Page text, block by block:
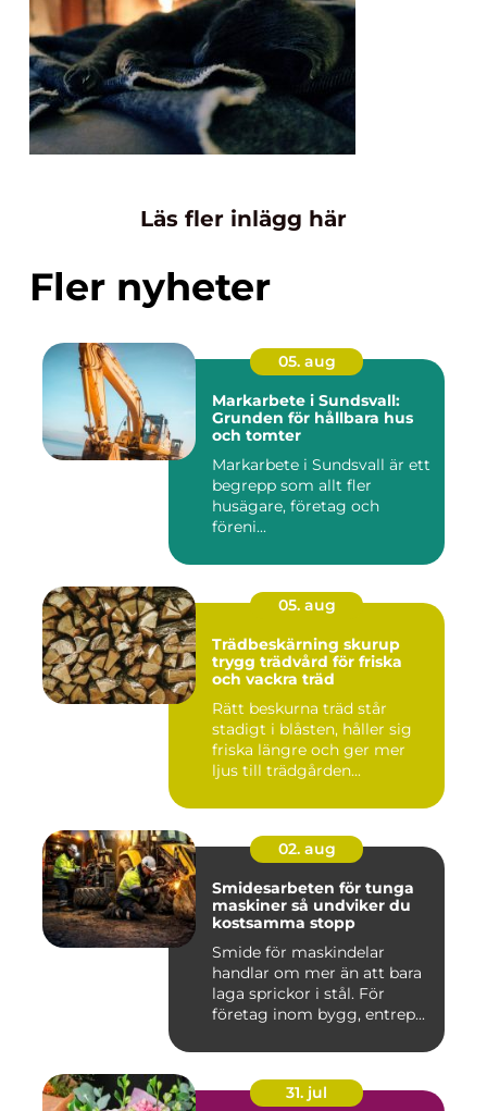
Läs fler inlägg här
Fler nyheter
05. aug
Markarbete i Sundsvall:
Grunden för hållbara hus
och tomter
Markarbete i Sundsvall är ett
begrepp som allt fler
husägare, företag och
föreni...
05. aug
Trädbeskärning skurup
trygg trädvård för friska
och vackra träd
Rätt beskurna träd står
stadigt i blåsten, håller sig
friska längre och ger mer
ljus till trädgården...
02. aug
Smidesarbeten för tunga
maskiner så undviker du
kostsamma stopp
Smide för maskindelar
handlar om mer än att bara
laga sprickor i stål. För
företag inom bygg, entrep...
31. jul